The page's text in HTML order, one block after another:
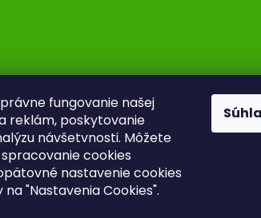
fungovanie našej
reklám, poskytovanie
návšetvnosti. Môžete
cookies
nastavenie cookies
"Nastavenia Cookies".